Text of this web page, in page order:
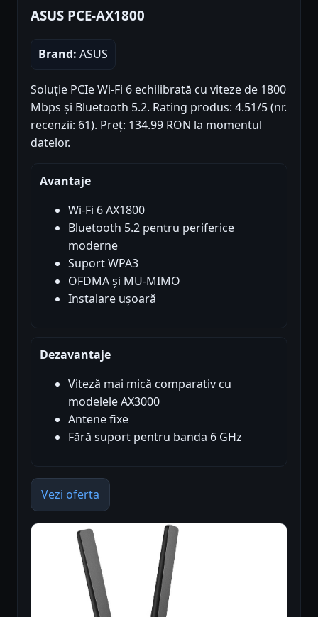
ASUS PCE-AX1800
Brand: ASUS
Soluție PCIe Wi-Fi 6 echilibrată cu viteze de 1800
Mbps și Bluetooth 5.2. Rating produs: 4.51/5 (nr.
recenzii: 61). Preț: 134.99 RON la momentul
datelor.
Avantaje
Wi-Fi 6 AX1800
Bluetooth 5.2 pentru periferice
moderne
Suport WPA3
OFDMA și MU-MIMO
Instalare ușoară
Dezavantaje
Viteză mai mică comparativ cu
modelele AX3000
Antene fixe
Fără suport pentru banda 6 GHz
Vezi oferta